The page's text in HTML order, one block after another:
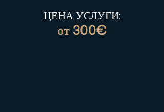
ЦЕНА УСЛУГИ:
от 300€